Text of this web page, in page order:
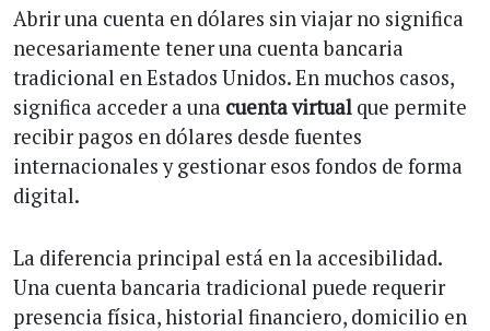
Abrir una cuenta en dólares sin viajar no significa
necesariamente tener una cuenta bancaria
tradicional en Estados Unidos. En muchos casos,
significa acceder a una cuenta virtual que permite
recibir pagos en dólares desde fuentes
internacionales y gestionar esos fondos de forma
digital.
La diferencia principal está en la accesibilidad.
Una cuenta bancaria tradicional puede requerir
presencia física, historial financiero, domicilio en